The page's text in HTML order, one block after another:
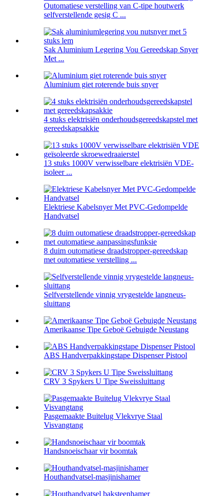
Outomatiese verstelling van C-tipe houtwerk
selfverstellende gesig C ...
Sak Aluminium Legering Vou Gereedskap Snyer
Met ...
Aluminium giet roterende buis snyer
4 stuks elektrisiën onderhoudsgereedskapstel met
gereedskapsakkie
13 stuks 1000V verwisselbare elektrisiën VDE-
isoleer ...
Elektriese Kabelsnyer Met PVC-Gedompelde
Handvatsel
8 duim outomatiese draadstropper-gereedskap
met outomatiese verstelling ...
Selfverstellende vinnig vrygestelde langneus-
sluittang
Amerikaanse Tipe Geboë Gebuigde Neustang
ABS Handverpakkingstape Dispenser Pistool
CRV 3 Spykers U Tipe Sweissluittang
Pasgemaakte Buitelug Vlekvrye Staal
Visvangtang
Handsnoeischaar vir boomtak
Houthandvatsel-masjinishamer